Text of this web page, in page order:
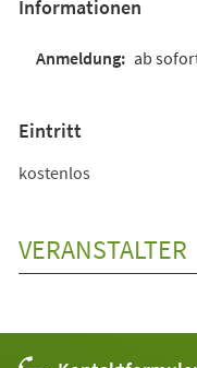
Informationen
ab
Eintritt
kostenlos
VERANSTALTER